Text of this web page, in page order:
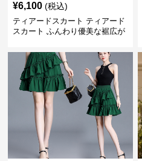
¥6,100 (税込)
ティアードスカート ティアード
スカート ふんわり優美な裾広が